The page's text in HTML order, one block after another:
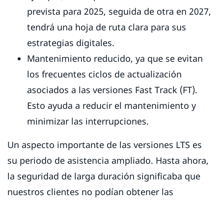
prevista para 2025, seguida de otra en 2027,
tendrá una hoja de ruta clara para sus
estrategias digitales.
Mantenimiento reducido, ya que se evitan
los frecuentes ciclos de actualización
asociados a las versiones Fast Track (FT).
Esto ayuda a reducir el mantenimiento y
minimizar las interrupciones.
Un aspecto importante de las versiones LTS es
su periodo de asistencia ampliado. Hasta ahora,
la seguridad de larga duración significaba que
nuestros clientes no podían obtener las